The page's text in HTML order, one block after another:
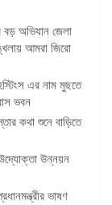
অভিযান জেলা
আমরা জিরো
এর নাম মুছতে
ভবন
কথা শুনে বাড়িতে
উন্নয়ন
ভাষণ